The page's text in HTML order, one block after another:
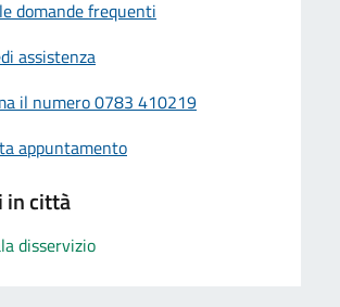
domande frequenti
assistenza
il numero 0783 410219
appuntamento
in città
disservizio